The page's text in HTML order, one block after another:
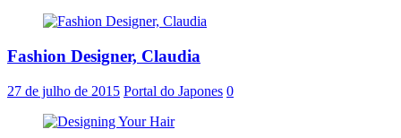
Fashion Designer, Claudia
27 de julho de 2015 Portal do Japones 0